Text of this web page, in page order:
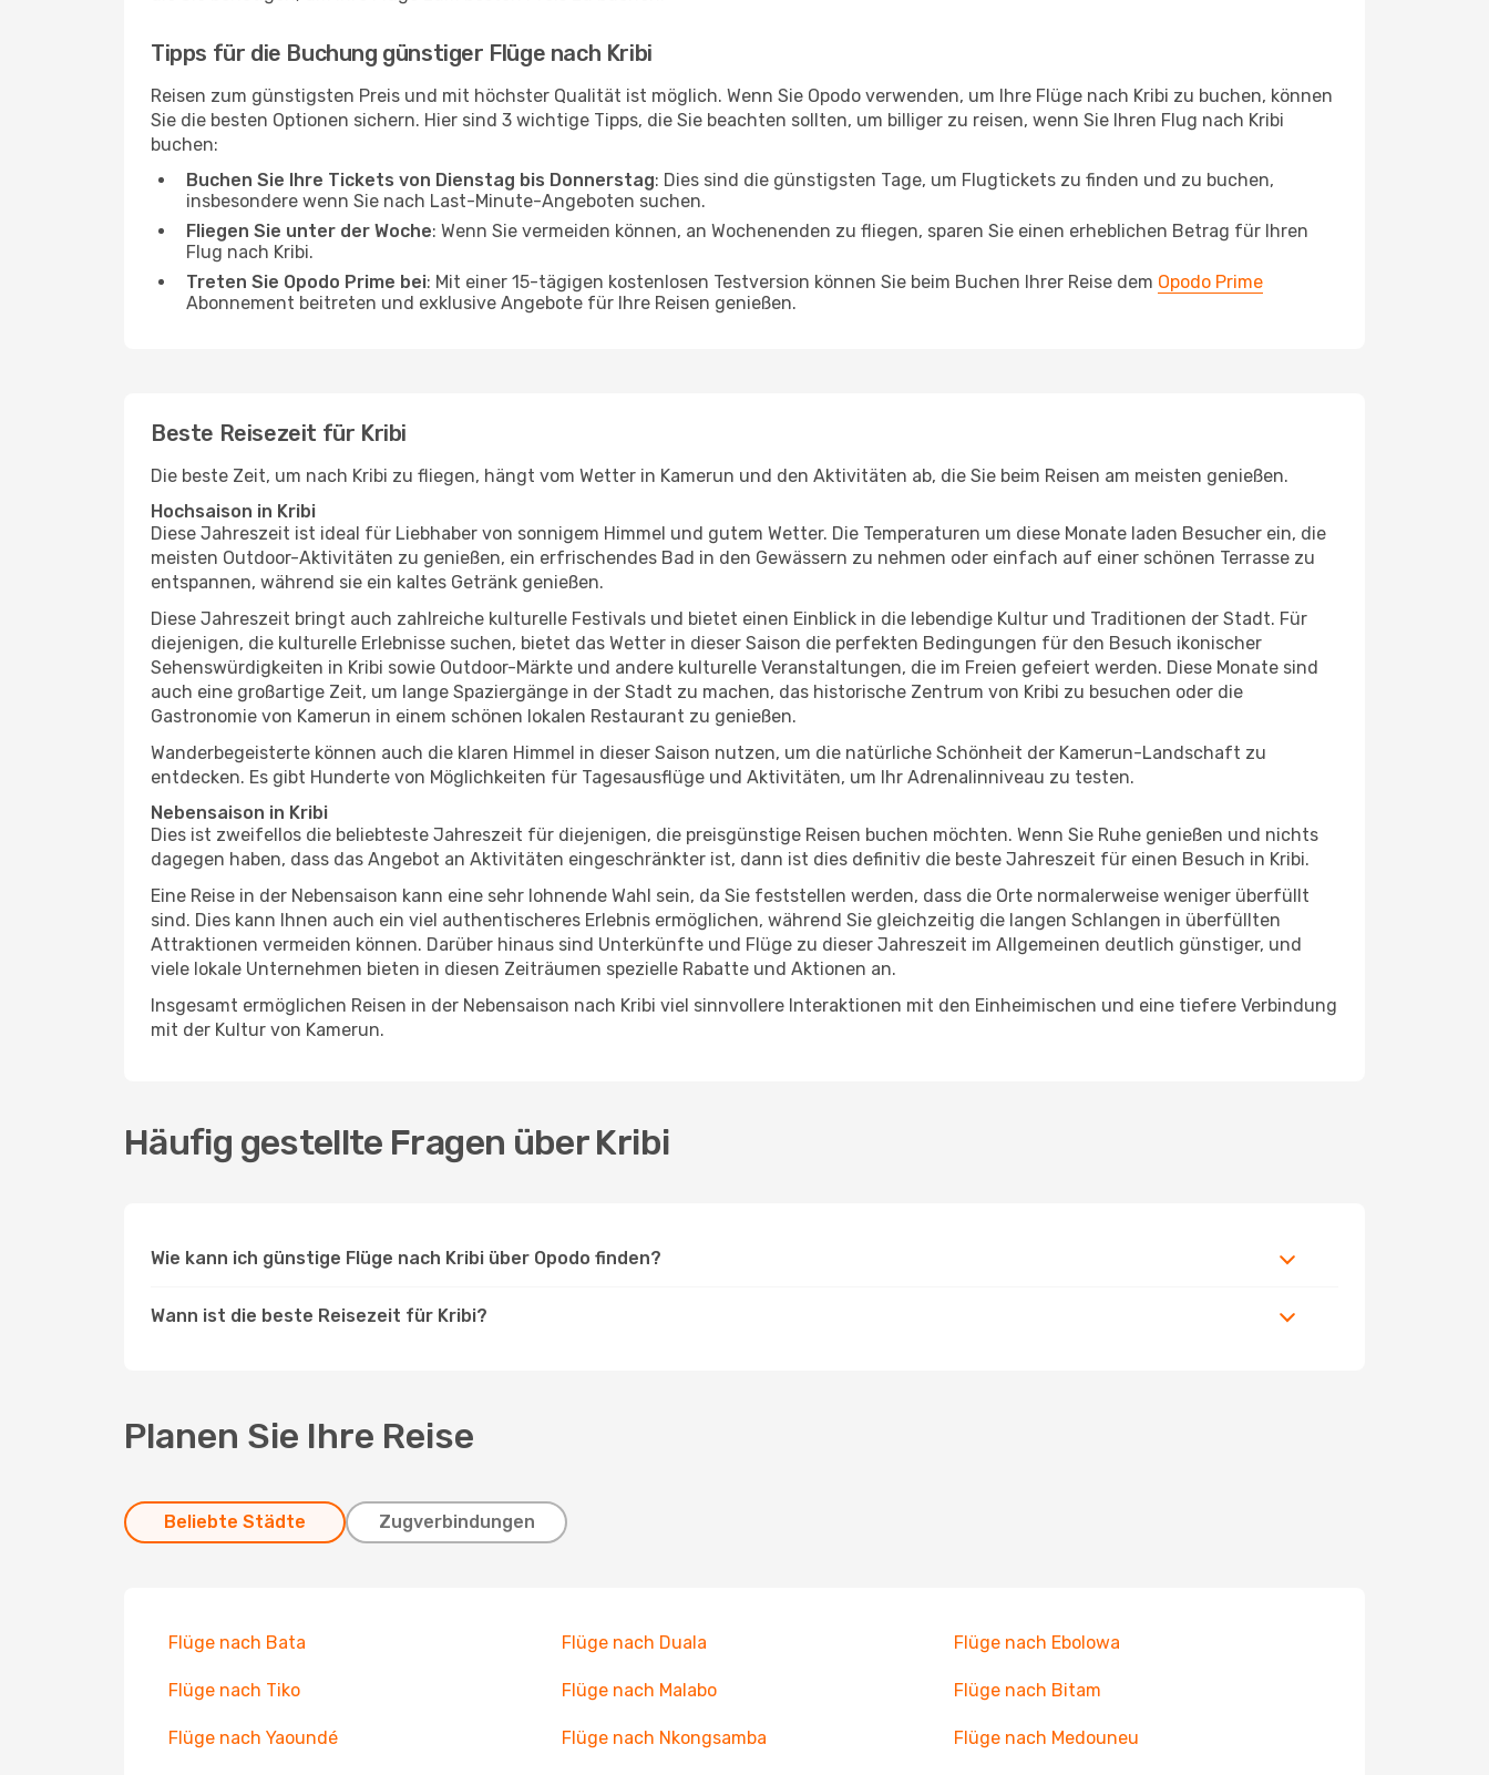
Tipps für die Buchung günstiger Flüge nach Kribi
Reisen zum günstigsten Preis und mit höchster Qualität ist möglich. Wenn Sie Opodo verwenden, um Ihre Flüge nach Kribi zu buchen, können
Sie die besten Optionen sichern. Hier sind 3 wichtige Tipps, die Sie beachten sollten, um billiger zu reisen, wenn Sie Ihren Flug nach Kribi
buchen:
Buchen Sie Ihre Tickets von Dienstag bis Donnerstag: Dies sind die günstigsten Tage, um Flugtickets zu finden und zu buchen,
insbesondere wenn Sie nach Last-Minute-Angeboten suchen.
Fliegen Sie unter der Woche: Wenn Sie vermeiden können, an Wochenenden zu fliegen, sparen Sie einen erheblichen Betrag für Ihren
Flug nach Kribi.
Treten Sie Opodo Prime bei: Mit einer 15-tägigen kostenlosen Testversion können Sie beim Buchen Ihrer Reise dem Opodo Prime
Abonnement beitreten und exklusive Angebote für Ihre Reisen genießen.
Beste Reisezeit für Kribi
Die beste Zeit, um nach Kribi zu fliegen, hängt vom Wetter in Kamerun und den Aktivitäten ab, die Sie beim Reisen am meisten genießen.
Hochsaison in Kribi
Diese Jahreszeit ist ideal für Liebhaber von sonnigem Himmel und gutem Wetter. Die Temperaturen um diese Monate laden Besucher ein, die
meisten Outdoor-Aktivitäten zu genießen, ein erfrischendes Bad in den Gewässern zu nehmen oder einfach auf einer schönen Terrasse zu
entspannen, während sie ein kaltes Getränk genießen.
Diese Jahreszeit bringt auch zahlreiche kulturelle Festivals und bietet einen Einblick in die lebendige Kultur und Traditionen der Stadt. Für
diejenigen, die kulturelle Erlebnisse suchen, bietet das Wetter in dieser Saison die perfekten Bedingungen für den Besuch ikonischer
Sehenswürdigkeiten in Kribi sowie Outdoor-Märkte und andere kulturelle Veranstaltungen, die im Freien gefeiert werden. Diese Monate sind
auch eine großartige Zeit, um lange Spaziergänge in der Stadt zu machen, das historische Zentrum von Kribi zu besuchen oder die
Gastronomie von Kamerun in einem schönen lokalen Restaurant zu genießen.
Wanderbegeisterte können auch die klaren Himmel in dieser Saison nutzen, um die natürliche Schönheit der Kamerun-Landschaft zu
entdecken. Es gibt Hunderte von Möglichkeiten für Tagesausflüge und Aktivitäten, um Ihr Adrenalinniveau zu testen.
Nebensaison in Kribi
Dies ist zweifellos die beliebteste Jahreszeit für diejenigen, die preisgünstige Reisen buchen möchten. Wenn Sie Ruhe genießen und nichts
dagegen haben, dass das Angebot an Aktivitäten eingeschränkter ist, dann ist dies definitiv die beste Jahreszeit für einen Besuch in Kribi.
Eine Reise in der Nebensaison kann eine sehr lohnende Wahl sein, da Sie feststellen werden, dass die Orte normalerweise weniger überfüllt
sind. Dies kann Ihnen auch ein viel authentischeres Erlebnis ermöglichen, während Sie gleichzeitig die langen Schlangen in überfüllten
Attraktionen vermeiden können. Darüber hinaus sind Unterkünfte und Flüge zu dieser Jahreszeit im Allgemeinen deutlich günstiger, und
viele lokale Unternehmen bieten in diesen Zeiträumen spezielle Rabatte und Aktionen an.
Insgesamt ermöglichen Reisen in der Nebensaison nach Kribi viel sinnvollere Interaktionen mit den Einheimischen und eine tiefere Verbindung
mit der Kultur von Kamerun.
Häufig gestellte Fragen über Kribi
Wie kann ich günstige Flüge nach Kribi über Opodo finden?
Wann ist die beste Reisezeit für Kribi?
Planen Sie Ihre Reise
Beliebte Städte Zugverbindungen
Flüge nach Bata Flüge nach Duala Flüge nach Ebolowa
Flüge nach Tiko Flüge nach Malabo Flüge nach Bitam
Flüge nach Yaoundé Flüge nach Nkongsamba Flüge nach Medouneu